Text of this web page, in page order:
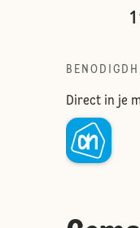
Direct in je